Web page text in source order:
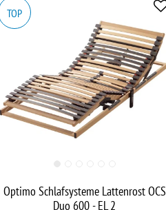
TOP
Optimo Schlafsysteme Lattenrost OCS
Duo 600 - EL 2